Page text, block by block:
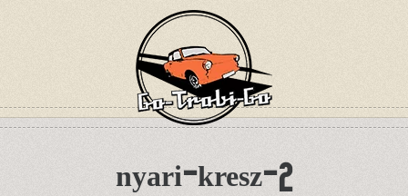
nyari-kresz-2